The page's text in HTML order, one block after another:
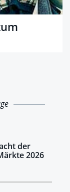
der
2026